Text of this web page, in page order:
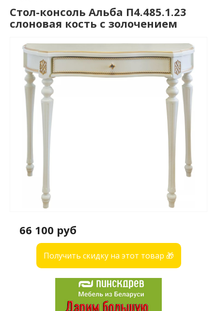
Стол-консоль Альба П4.485.1.23
слоновая кость с золочением
66 100 руб
Получить скидку на этот товар 🎁